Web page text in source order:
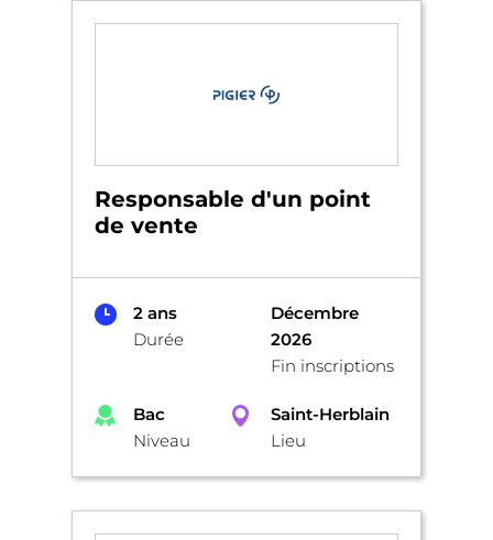
Responsable d'un point
de vente
2 ans
Durée
Décembre
2026
Fin inscriptions
Bac
Niveau
Saint-Herblain
Lieu